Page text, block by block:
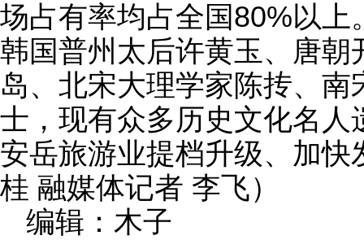
场占有率均占全国80%以
韩国普州太后许黄玉、唐
岛、北宋大理学家陈抟、
士，现有众多历史文化名
安岳旅游业提档升级、加
桂 融媒体记者 李飞）
编辑：木子